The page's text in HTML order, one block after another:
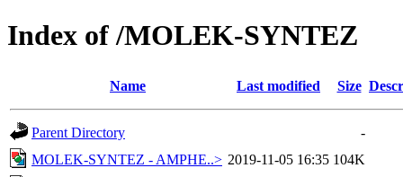
Index of /MOLEK-SYNTEZ
Name Last modified Size
Parent Directory
-
MOLEK-SYNTEZ - AMPHE..> 2019-11-05 16:35 104K